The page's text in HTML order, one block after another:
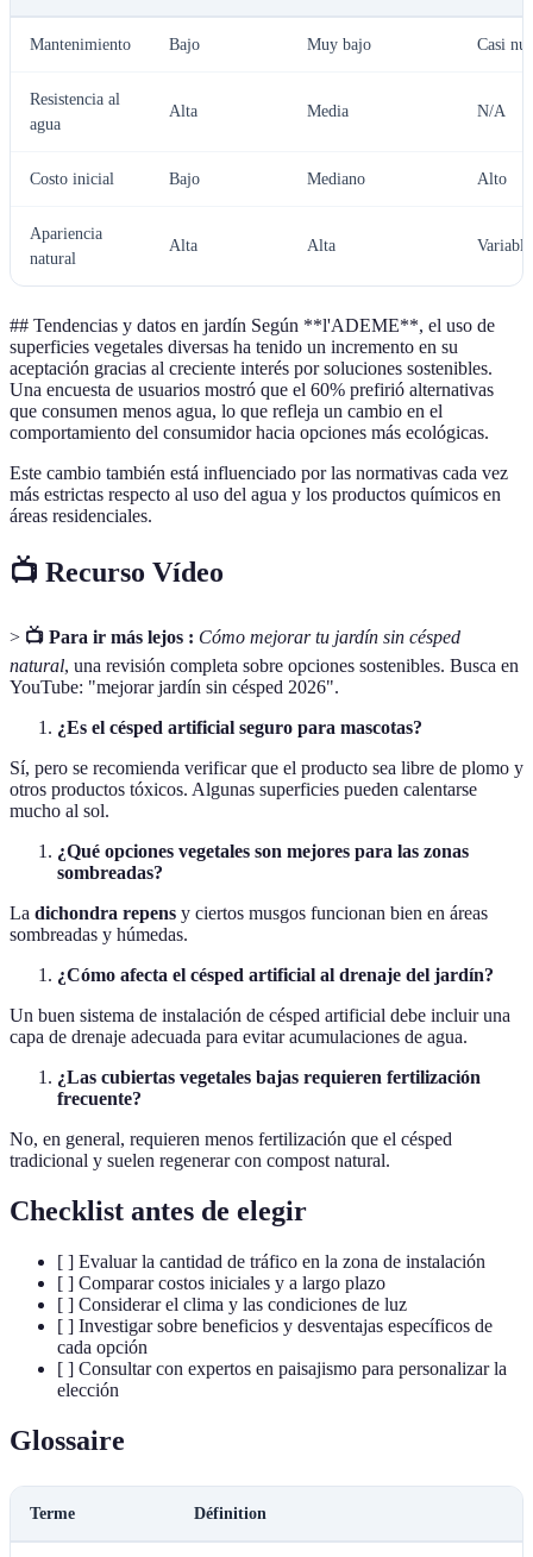
Mantenimiento Bajo Muy bajo Casi
Resistencia al
agua
Alta Media N/A
Costo inicial Bajo Mediano Alto
Apariencia
natural
Alta Alta Variable
## Tendencias y datos en jardín Según **l'ADEME**, el uso de
superficies vegetales diversas ha tenido un incremento en su
aceptación gracias al creciente interés por soluciones sostenibles.
Una encuesta de usuarios mostró que el 60% prefirió alternativas
que consumen menos agua, lo que refleja un cambio en el
comportamiento del consumidor hacia opciones más ecológicas.
Este cambio también está influenciado por las normativas cada vez
más estrictas respecto al uso del agua y los productos químicos en
áreas residenciales.
📺 Recurso Vídeo
> 📺 Para ir más lejos : Cómo mejorar tu jardín sin césped
natural, una revisión completa sobre opciones sostenibles. Busca en
YouTube: "mejorar jardín sin césped 2026".
¿Es el césped artificial seguro para mascotas?
Sí, pero se recomienda verificar que el producto sea libre de plomo y
otros productos tóxicos. Algunas superficies pueden calentarse
mucho al sol.
¿Qué opciones vegetales son mejores para las zonas
sombreadas?
La dichondra repens y ciertos musgos funcionan bien en áreas
sombreadas y húmedas.
¿Cómo afecta el césped artificial al drenaje del jardín?
Un buen sistema de instalación de césped artificial debe incluir una
capa de drenaje adecuada para evitar acumulaciones de agua.
¿Las cubiertas vegetales bajas requieren fertilización
frecuente?
No, en general, requieren menos fertilización que el césped
tradicional y suelen regenerar con compost natural.
Checklist antes de elegir
[ ] Evaluar la cantidad de tráfico en la zona de instalación
[ ] Comparar costos iniciales y a largo plazo
[ ] Considerar el clima y las condiciones de luz
[ ] Investigar sobre beneficios y desventajas específicos de
cada opción
[ ] Consultar con expertos en paisajismo para personalizar la
elección
Glossaire
Terme Définition